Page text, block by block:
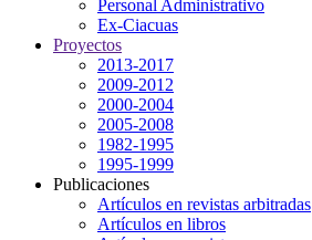
Personal Administrativo
Ex-Ciacuas
Proyectos
2013-2017
2009-2012
2000-2004
2005-2008
1982-1995
1995-1999
Publicaciones
Artículos en revistas arbitradas
Artículos en libros